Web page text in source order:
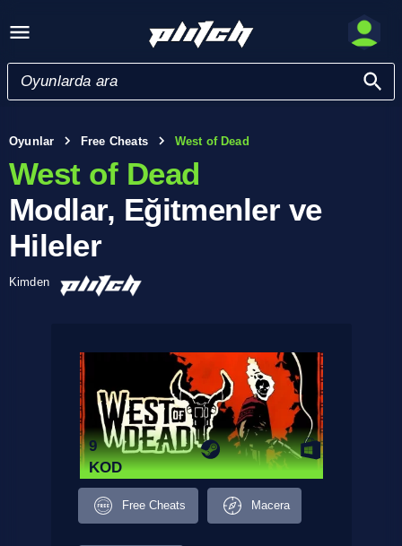
Oyunlar Free Cheats West of Dead
West of Dead
Modlar, Eğitmenler ve
Hileler
Kimden
9
KOD
Free Cheats Macera